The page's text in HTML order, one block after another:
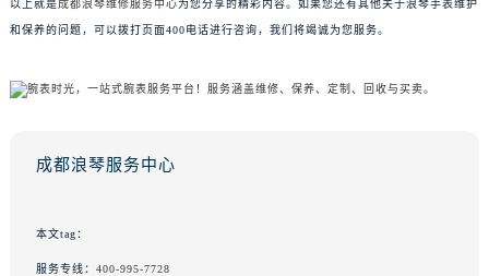
以上就是 成都浪琴维修服务中心为您分享的精彩内容。如果您还有其他关于浪琴手表维护
和保养的问题，可以拨打页面400电话进行咨询，我们将竭诚为您服务。
成都浪琴服务中心
本文tag：
服务专线： 400-995-7728